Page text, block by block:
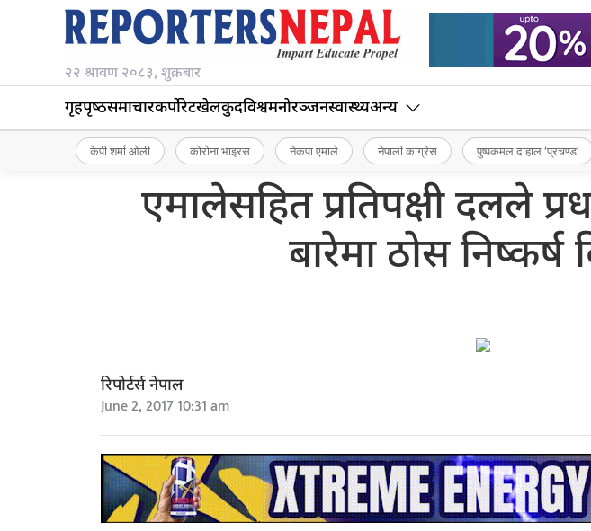
२२ श्रावण २०८३, शुक्रबार
गृहपृष्‍ठसमाचारकर्पोरेटखेलकुदविश्वमनोरञ्जनस्वास्थ्यअन्य
केपी शर्मा ओली कोरोना भाइरस नेकपा एमाले नेपाली कांग्रेस पुष्पकमल दाहाल ‘प्रचण्ड’
एमालेसहित प्रतिपक्षी दलले
बारेमा ठोस निष्कर्ष
रिपोर्टर्स नेपाल
June 2, 2017 10:31 am